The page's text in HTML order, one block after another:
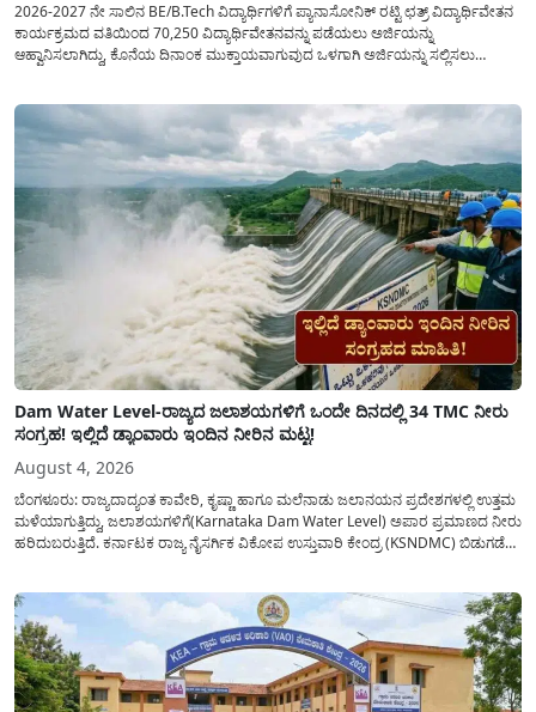
2026-2027 ನೇ ಸಾಲಿನ BE/B.Tech ವಿದ್ಯಾರ್ಥಿಗಳಿಗೆ ಪ್ಯಾನಾಸೋನಿಕ್ ರಟ್ಟಿ ಛತ್ರ್ ವಿದ್ಯಾರ್ಥಿವೇತನ
ಕಾರ್ಯಕ್ರಮದ ವತಿಯಿಂದ 70,250 ವಿದ್ಯಾರ್ಥಿವೇತನವನ್ನು ಪಡೆಯಲು ಅರ್ಜಿಯನ್ನು
ಆಹ್ವಾನಿಸಲಾಗಿದ್ದು, ಕೊನೆಯ ದಿನಾಂಕ ಮುಕ್ತಾಯವಾಗುವುದ ಒಳಗಾಗಿ ಅರ್ಜಿಯನ್ನು ಸಲ್ಲಿಸಲು
ಜಾರಿಗೆ...
Dam Water Level-ರಾಜ್ಯದ ಜಲಾಶಯಗಳಿಗೆ ಒಂದೇ ದಿನದಲ್ಲಿ 34 TMC ನೀರು
ಸಂಗ್ರಹ! ಇಲ್ಲಿದೆ ಡ್ಯಾಂವಾರು ಇಂದಿನ ನೀರಿನ ಮಟ್ಟ!
August 4, 2026
ಬೆಂಗಳೂರು: ರಾಜ್ಯದಾದ್ಯಂತ ಕಾವೇರಿ, ಕೃಷ್ಣಾ ಹಾಗೂ ಮಲೆನಾಡು ಜಲಾನಯನ ಪ್ರದೇಶಗಳಲ್ಲಿ ಉತ್ತಮ
ಮಳೆಯಾಗುತ್ತಿದ್ದು, ಜಲಾಶಯಗಳಿಗೆ(Karnataka Dam Water Level) ಅಪಾರ ಪ್ರಮಾಣದ ನೀರು
ಹರಿದುಬರುತ್ತಿದೆ. ಕರ್ನಾಟಕ ರಾಜ್ಯ ನೈಸರ್ಗಿಕ ವಿಕೋಪ ಉಸ್ತುವಾರಿ ಕೇಂದ್ರ (KSNDMC) ಬಿಡುಗಡೆ